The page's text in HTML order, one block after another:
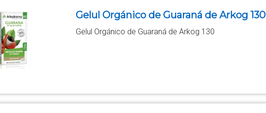
Gelul Orgánico de Guaraná de Arkog 130
Gelul Orgánico de Guaraná de Arkog 130